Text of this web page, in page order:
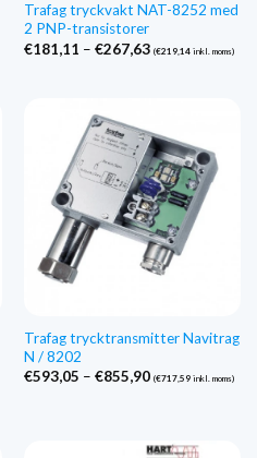
Trafag tryckvakt NAT-8252 med
2 PNP-transistorer
€181,11 – €267,63Prisintervall:
€181,11
(€219,14inkl. moms)
Trafag trycktransmitter Navitrag
N / 8202
€593,05 – €855,90Prisintervall:
(€717,59inkl. moms)